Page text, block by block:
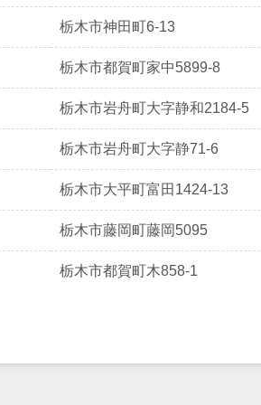
栃木市神田町6-13
栃木市都賀町家中5899-8
栃木市岩舟町大字静和2184-5
栃木市岩舟町大字静71-6
栃木市大平町富田1424-13
栃木市藤岡町藤岡5095
栃木市都賀町木858-1